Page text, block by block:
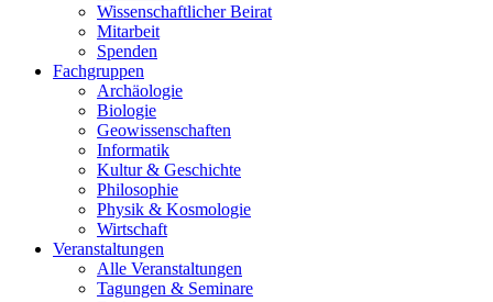
Wissenschaftlicher Beirat
Mitarbeit
Spenden
Fachgruppen
Archäologie
Biologie
Geowissenschaften
Informatik
Kultur & Geschichte
Philosophie
Physik & Kosmologie
Wirtschaft
Veranstaltungen
Alle Veranstaltungen
Tagungen & Seminare